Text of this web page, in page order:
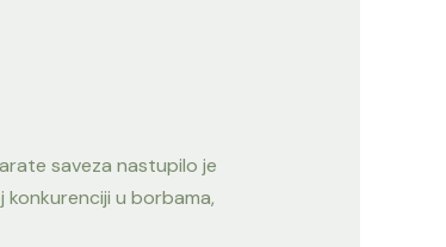
saveza nastupilo je
konkurenciji u borbama,